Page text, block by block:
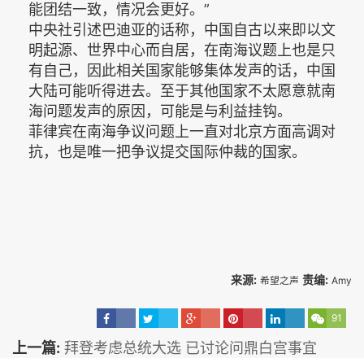
能团结一致，情况会更好。”
中央社引述巴迪亚的话称，中国自古以来即以文
明起源、世界中心而自居，在南海议题上也是只
有自己，因此相关国家能够集体发声的话，中国
大陆可能听得进去。至于其他国家不太愿意就南
海问题发声的原因，可能是与利益挂钩。
菲律宾在南海争议问题上一直对北京方面高调对
抗，也是唯一把争议提交国际仲裁的国家。
来源: 希望之声 责编: Amy
91
上一篇: 拜登考虑总统大选 已讨论问鼎白宫事宜